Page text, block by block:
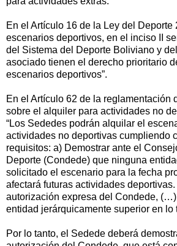
En el Artículo 16 de la Ley del Deporte
escenarios deportivos, en el inciso II
del Sistema del Deporte Boliviano y
asociado tienen el derecho prioritario
escenarios deportivos”.
En el Artículo 62 de la reglamentación
sobre el alquiler para actividades no
“Los Sededes podrán alquilar el
actividades no deportivas cumpliendo
requisitos: a) Demostrar ante el
Deporte (Condede) que ninguna
solicitado el escenario para la fecha
afectará futuras actividades
autorización expresa del Condede,
entidad jerárquicamente superior en lo
Por lo tanto, el Sedede deberá